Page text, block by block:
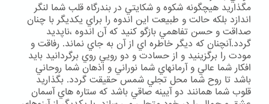
مگذاريد هيچگونه شكوه و شكايتي در بندرگاه قلب شما لنگر
اندازد بلكه حالت و طبيعت اين اندوه را براي يكديگر با چنان
صداقت و حسن تفاهمي بازگو كنيد كه آن اندوه ،ناپديد
گردد.آنچنان كه ديگر خاطره اي از آن به جاي نماند. رفاقت و
مودت را برگزينيد و از حسادت و دو رويي روي برگردانيد بايد
افكار شما عالي و آرمانهاي شما نوراني و اذهان شما روحاني
باشد تا روح شما محل تجلي شمس حقيقت گردد. بگذاريد
قلوب شما همانند دو آيينه صاقي باشد كه ستاره هاي آسمان